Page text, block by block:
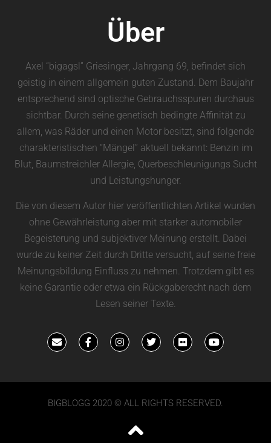
Über
Axel “bigagsl” Griesinger, Jahrgang 69, befindet sich
geistig in einem allgemein guten Zustand. Dem Baujahr
entsprechend sind optische Gebrauchsspuren durchaus
sichtbar. Durch seine genetisch bedingte Affinität zu
allem, was Räder und einen Motor besitzt, sind folgende
charakteristischen “Mängel” aktuell bekannt: Benzin im
Blut, Baumstreichler Allergie, Querbeschleunigungs Sucht
und Leistungshunger.
Die von diesem Autor hier veröffentlichten Artikel wurden
ohne Gewährleistung aber mit starker automobiler
Begeisterung und subjektiver Meinung erstellt. Dabei
wurde zu keiner Zeit durch Dritte versucht, auf seine freie
Meinungsbildung Einfluss zu nehmen. Trotzdem gibt es
keine Garantie oder etwa ein Rückgaberecht nach dem
Lesen seiner Texte.
BIGBLOGG 2020 © ALL RIGHTS RESERVED.